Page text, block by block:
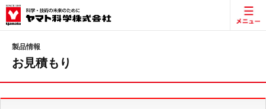
製品情報
お見積もり